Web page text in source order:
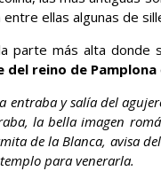
ellas algunas de
parte más alta
reino de Pamplona
entraba y salía del
la bella imagen
de la Blanca, avisa
para venerarla.